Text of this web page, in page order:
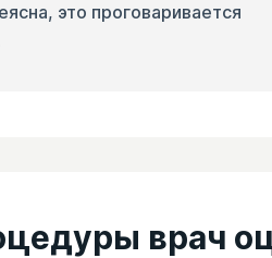
это проговаривается
врач